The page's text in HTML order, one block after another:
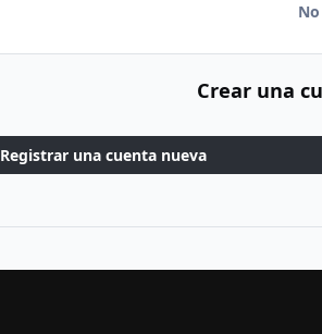
Crear una
Registrar una cuenta nueva